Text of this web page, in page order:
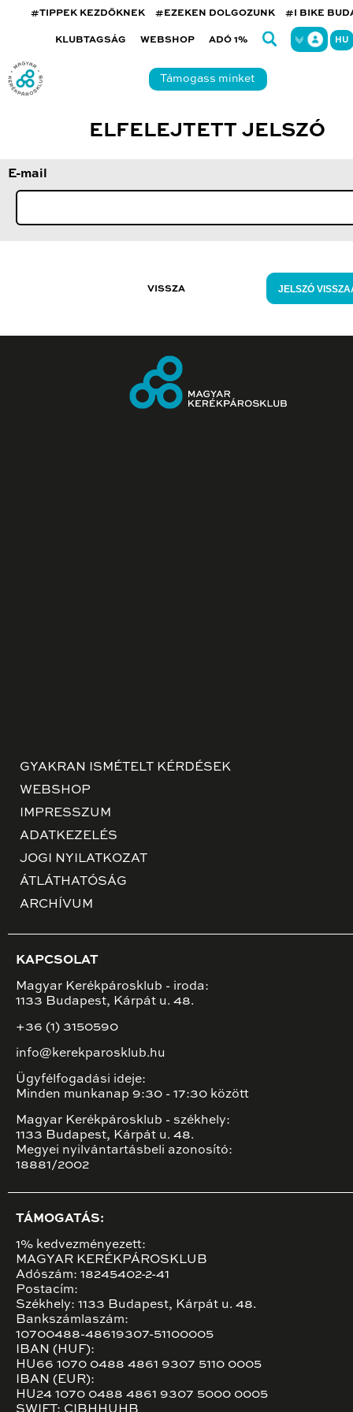
#TIPPEK KEZDŐKNEK #EZEKEN DOLGOZUNK #I BIKE
KLUBTAGSÁG WEBSHOP ADÓ 1% HU
Támogass minket
ELFELEJTETT JELSZÓ
E-mail
VISSZA JELSZÓ
GYAKRAN ISMÉTELT KÉRDÉSEK
WEBSHOP
IMPRESSZUM
ADATKEZELÉS
JOGI NYILATKOZAT
ÁTLÁTHATÓSÁG
ARCHÍVUM
KAPCSOLAT
Magyar Kerékpárosklub - iroda:
1133 Budapest, Kárpát u. 48.
+36 (1) 3150590
info@kerekparosklub.hu
Ügyfélfogadási ideje:
Minden munkanap 9:30 - 17:30 között
Magyar Kerékpárosklub - székhely:
1133 Budapest, Kárpát u. 48.
Megyei nyilvántartásbeli azonosító:
18881/2002
TÁMOGATÁS:
1% kedvezményezett:
MAGYAR KERÉKPÁROSKLUB
Adószám: 18245402-2-41
Postacím:
Székhely: 1133 Budapest, Kárpát u. 48.
Bankszámlaszám:
10700488-48619307-51100005
IBAN (HUF):
HU66 1070 0488 4861 9307 5110 0005
IBAN (EUR):
HU24 1070 0488 4861 9307 5000 0005